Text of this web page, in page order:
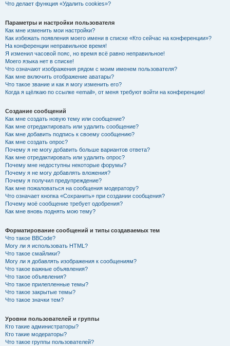
Что делает функция «Удалить cookies»?
Параметры и настройки пользователя
Как мне изменить мои настройки?
Как избежать появления моего имени в списке «Кто сейчас на конференции»?
На конференции неправильное время!
Я изменил часовой пояс, но время всё равно неправильное!
Моего языка нет в списке!
Что означают изображения рядом с моим именем пользователя?
Как мне включить отображение аватары?
Что такое звание и как я могу изменить его?
Когда я щёлкаю по ссылке «email», от меня требуют войти на конференцию!
Создание сообщений
Как мне создать новую тему или сообщение?
Как мне отредактировать или удалить сообщение?
Как мне добавить подпись к своему сообщению?
Как мне создать опрос?
Почему я не могу добавить больше вариантов ответа?
Как мне отредактировать или удалить опрос?
Почему мне недоступны некоторые форумы?
Почему я не могу добавлять вложения?
Почему я получил предупреждение?
Как мне пожаловаться на сообщения модератору?
Что означает кнопка «Сохранить» при создании сообщения?
Почему моё сообщение требует одобрения?
Как мне вновь поднять мою тему?
Форматирование сообщений и типы создаваемых тем
Что такое BBCode?
Могу ли я использовать HTML?
Что такое смайлики?
Могу ли я добавлять изображения к сообщениям?
Что такое важные объявления?
Что такое объявления?
Что такое прилепленные темы?
Что такое закрытые темы?
Что такое значки тем?
Уровни пользователей и группы
Кто такие администраторы?
Кто такие модераторы?
Что такое группы пользователей?